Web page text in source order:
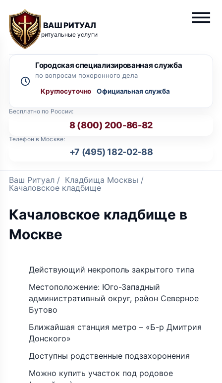
ВАШ РИТУАЛ
ритуальные услуги
Бесплатно по России:
8 (800) 200-86-82
Телефон в Москве:
+7 (495) 182-02-88
Городская специализированная служба
по вопросам похоронного дела
Круглосуточно
Ваш Ритуал / Кладбища Москвы /
Качаловское кладбище
Качаловское кладбище в
Москве
Действующий некрополь закрытого типа
Местоположение: Юго-Западный
административный округ, район Северное
Бутово
Ближайшая станция метро – «Б-р Дмитрия
Донского»
Доступны родственные подзахоронения
Можно купить участок под родовое